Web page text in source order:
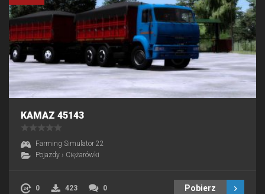
KAMAZ 45143
Farming Simulator 22
Pojazdy › Ciężarówki
0 423 0 Pobierz